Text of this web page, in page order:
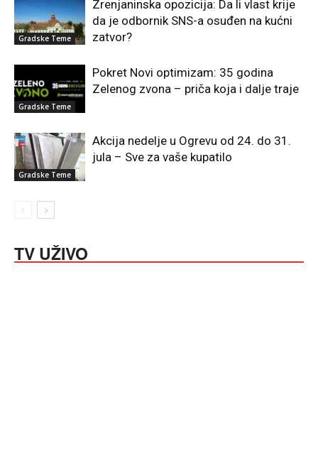
Gradske Teme
Zrenjaninska opozicija: Da li vlast krije
da je odbornik SNS-a osuđen na kućni
zatvor?
Gradske Teme
Pokret Novi optimizam: 35 godina
Zelenog zvona – priča koja i dalje traje
Gradske Teme
Akcija nedelje u Ogrevu od 24. do 31.
jula – Sve za vaše kupatilo
TV UŽIVO